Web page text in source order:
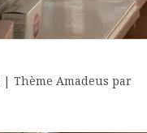
| Thème Amadeus par